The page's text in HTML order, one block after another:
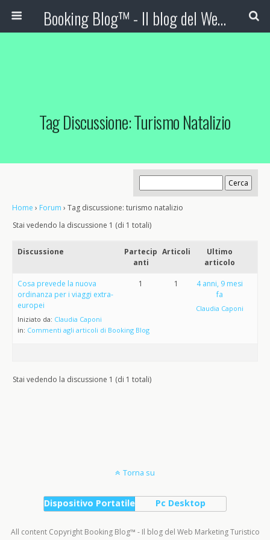
Booking Blog™ - Il blog del Web Marketing Turistico
Tag Discussione: Turismo Natalizio
Home › Forum › Tag discussione: turismo natalizio
Stai vedendo la discussione 1 (di 1 totali)
Discussione
Partecip
anti
Articoli
Ultimo
articolo
Cosa prevede la nuova
ordinanza per i viaggi extra-
europei
Iniziato da: Claudia Caponi
in: Commenti agli articoli di Booking Blog
1 1
4 anni, 9 mesi
fa
Claudia Caponi
Stai vedendo la discussione 1 (di 1 totali)
Torna su
Dispositivo Portatile Pc Desktop
All content Copyright Booking Blog™ - Il blog del Web Marketing Turistico